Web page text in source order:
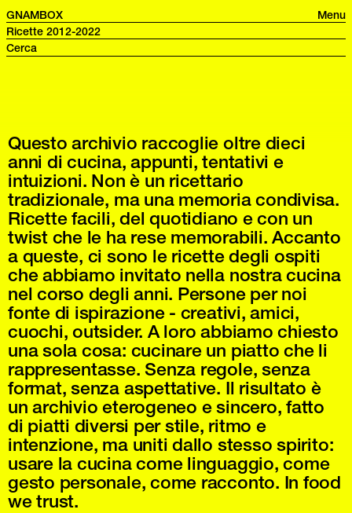
GNAMBOX
Menu
Ricette 2012-2022
Questo archivio raccoglie oltre dieci
anni di cucina, appunti, tentativi e
intuizioni. Non è un ricettario
tradizionale, ma una memoria condivisa.
Ricette facili, del quotidiano e con un
twist che le ha rese memorabili. Accanto
a queste, ci sono le ricette degli ospiti
che abbiamo invitato nella nostra cucina
nel corso degli anni. Persone per noi
fonte di ispirazione - creativi, amici,
cuochi, outsider. A loro abbiamo chiesto
una sola cosa: cucinare un piatto che li
rappresentasse. Senza regole, senza
format, senza aspettative. Il risultato è
un archivio eterogeneo e sincero, fatto
di piatti diversi per stile, ritmo e
intenzione, ma uniti dallo stesso spirito:
usare la cucina come linguaggio, come
gesto personale, come racconto. In food
we trust.